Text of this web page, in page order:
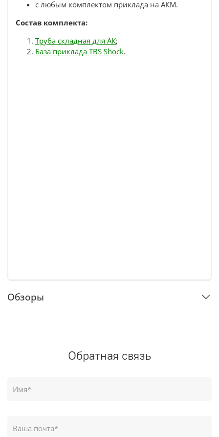
с любым комплектом приклада на АКМ.
Состав комплекта:
Труба складная для АК;
База приклада TBS Shock.
Обзоры
Обратная связь